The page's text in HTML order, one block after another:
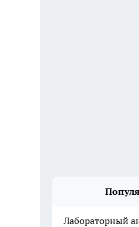
Лабораторный